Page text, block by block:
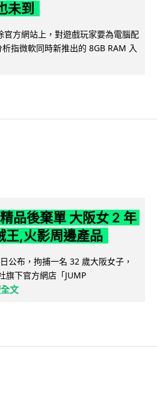
未到
方網站上，對遊戲玩家要為電腦配
指微軟同時新推出的 8GB RAM 入
品後棄單 大阪女 2 年
王,火影周邊產品
公布，拘捕一名 32 歲大阪女子，
旗下官方網店「JUMP
文